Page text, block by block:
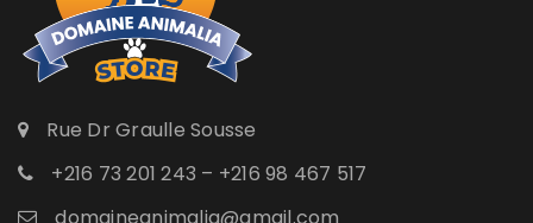
Rue Dr Graulle Sousse
+216 73 201 243 – +216 98 467 517
domaineanimalia@gmail.com